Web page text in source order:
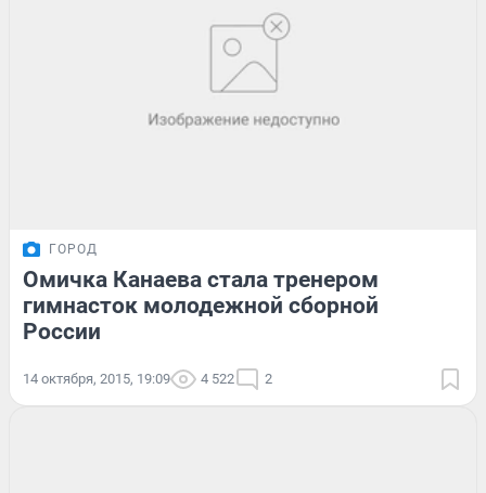
ГОРОД
Омичка Канаева стала тренером
гимнасток молодежной сборной
России
14 октября, 2015, 19:09 4 522 2